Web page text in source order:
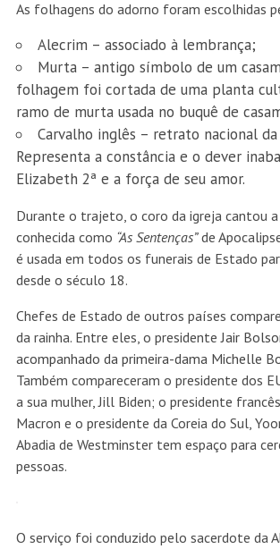
As folhagens do adorno foram escolhidas
Alecrim – associado à lembrança;
Murta – antigo símbolo de um
folhagem foi cortada de uma planta
ramo de murta usada no buquê de
Carvalho inglês – retrato nacional
Representa a constância e o dever
Elizabeth 2ª e a força de seu amor.
Durante o trajeto, o coro da igreja cantou
conhecida como “As Sentenças”de
é usada em todos os funerais de Estado
desde o século 18.
Chefes de Estado de outros países
da rainha. Entre eles, o presidenteJair
acompanhado da primeira-dama Michelle
Também compareceram o presidente dos
a sua mulher, Jill Biden; o presidente
Macron e o presidente da Coreia do Sul,
Abadia de Westminster tem espaço para
pessoas.
O serviço foi conduzido pelo sacerdote da